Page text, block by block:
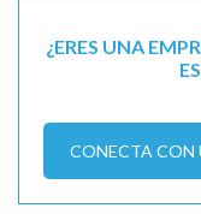
¿ERES UNA
CONECTA CON